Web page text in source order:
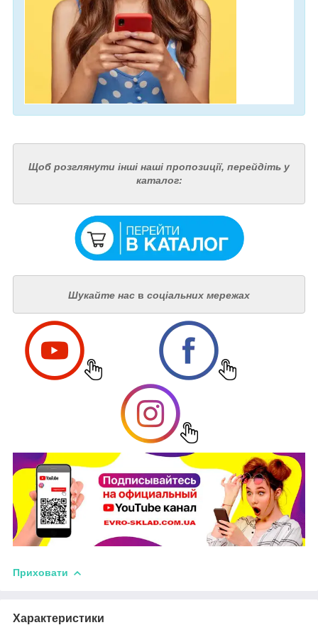
Щоб розглянути інші наші пропозиції, перейдіть у
каталог:
Шукайте нас в соціальних мережах
Приховати
Характеристики